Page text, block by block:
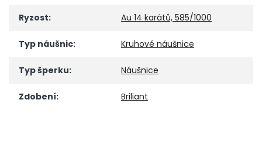
Ryzost: Au 14 karátů, 585/1000
Typ náušnic: Kruhové náušnice
Typ šperku: Náušnice
Zdobení: Briliant